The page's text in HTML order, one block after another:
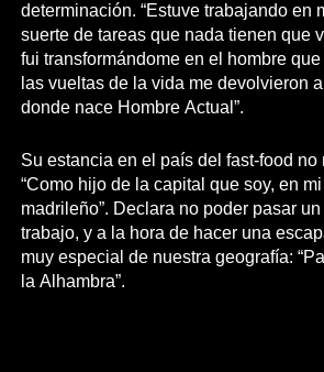
determinación. “Estuve trabajando en
suerte de tareas que nada tienen que
fui transformándome en el hombre
las vueltas de la vida me devolvieron
donde nace Hombre Actual”.
Su estancia en el país del fast-food
“Como hijo de la capital que soy, en
madrileño”. Declara no poder pasar
trabajo, y a la hora de hacer una
muy especial de nuestra geografía:
la Alhambra”.